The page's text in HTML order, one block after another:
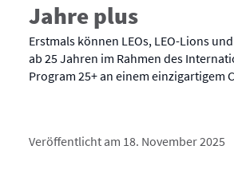
Jahre plus
Erstmals können LEOs, LEO-Lions
ab 25 Jahren im Rahmen des
Program 25+ an einem einzigartigem
Veröffentlicht am 18. November 2025